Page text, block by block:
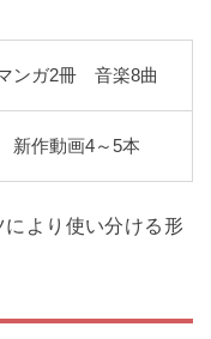
ンガ2冊 音楽8曲
新作動画4～5本
より使い分ける形